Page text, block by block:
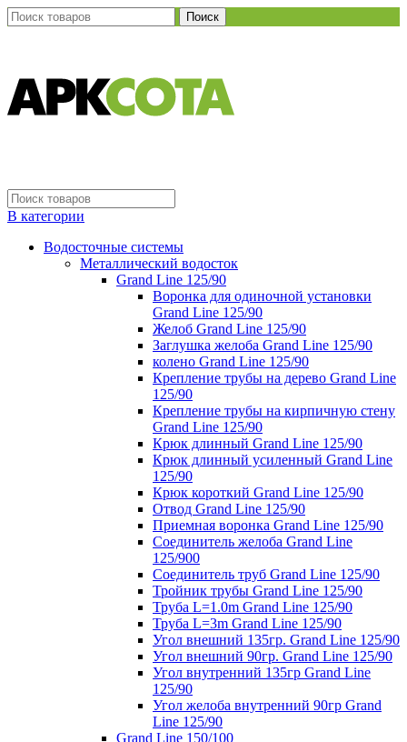
Поиск
В категории
Водосточные системы
Металлический водосток
Grand Line 125/90
Воронка для одиночной установки
Grand Line 125/90
Желоб Grand Line 125/90
Заглушка желоба Grand Line 125/90
колено Grand Line 125/90
Крепление трубы на дерево Grand Line
125/90
Крепление трубы на кирпичную стену
Grand Line 125/90
Крюк длинный Grand Line 125/90
Крюк длинный усиленный Grand Line
125/90
Крюк короткий Grand Line 125/90
Отвод Grand Line 125/90
Приемная воронка Grand Line 125/90
Соединитель желоба Grand Line
125/900
Соединитель труб Grand Line 125/90
Тройник трубы Grand Line 125/90
Труба L=1.0m Grand Line 125/90
Труба L=3m Grand Line 125/90
Угол внешний 135гр. Grand Line 125/90
Угол внешний 90гр. Grand Line 125/90
Угол внутренний 135гр Grand Line
125/90
Угол желоба внутренний 90гр Grand
Line 125/90
Grand Line 150/100